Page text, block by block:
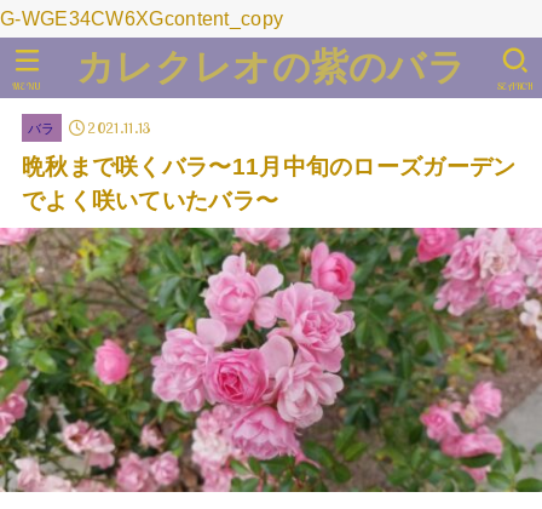
G-WGE34CW6XGcontent_copy
カレクレオの紫のバラ SEARCH
MENU
バラ 2021.11.13
晩秋まで咲くバラ〜11月中旬のローズガーデン
でよく咲いていたバラ〜